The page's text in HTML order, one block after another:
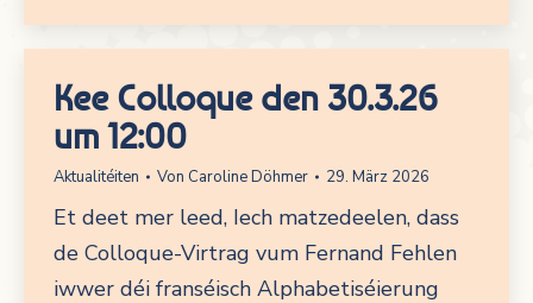
Kee Colloque den 30.3.26
um 12:00
Aktualitéiten Von Caroline Döhmer 29. März 2026
Et deet mer leed, Iech matzedeelen, dass
de Colloque-Virtrag vum Fernand Fehlen
iwwer déi franséisch Alphabetiséierung